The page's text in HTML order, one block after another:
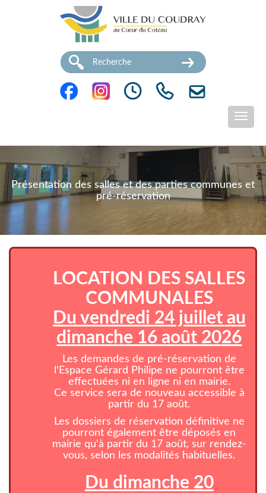
Présentation des salles et des parties communes et
pré-réservation
LOCATION DES SALLES
COMMUNALES
Du vendredi 24 juillet au
dimanche 16 août 2026
Les demandes de pré-réservation de
l'Espace Gérard Philipe ne pourront être
effectuées ni en ligne ni en mairie.
Ce service sera de nouveau accessible à
partir du 17 août.
Les dossiers de réservation définitive ne
pourront également être déposés en
mairie qu'à partir du 17 août, sur rendez-
vous, selon les modalités habituelles.
Du dimanche 20